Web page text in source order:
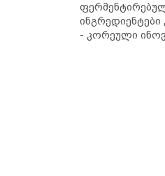
ინგრედიენტები
- კორეული